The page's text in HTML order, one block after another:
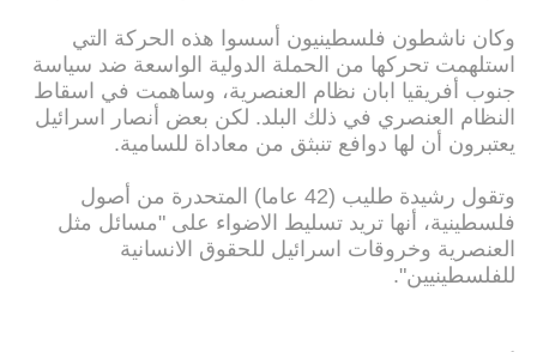
وكان ناشطون فلسطينيون أسسوا هذه الحركة التي
استلهمت تحركها من الحملة الدولية الواسعة ضد سياسة
جنوب أفريقيا ابان نظام العنصرية، وساهمت في اسقاط
النظام العنصري في ذلك البلد. لكن بعض أنصار اسرائيل
يعتبرون أن لها دوافع تنبثق من معاداة للسامية.
وتقول رشيدة طليب (42 عاما) المتحدرة من أصول
فلسطينية، أنها تريد تسليط الاضواء على "مسائل مثل
العنصرية وخروقات اسرائيل للحقوق الانسانية
للفلسطينيين".